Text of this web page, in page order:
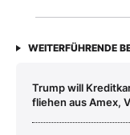
WEITERFÜHRENDE
Trump will
fliehen aus Amex,